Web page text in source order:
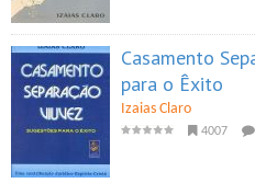
Casamento
para o Êxito
Izaias Claro
4007